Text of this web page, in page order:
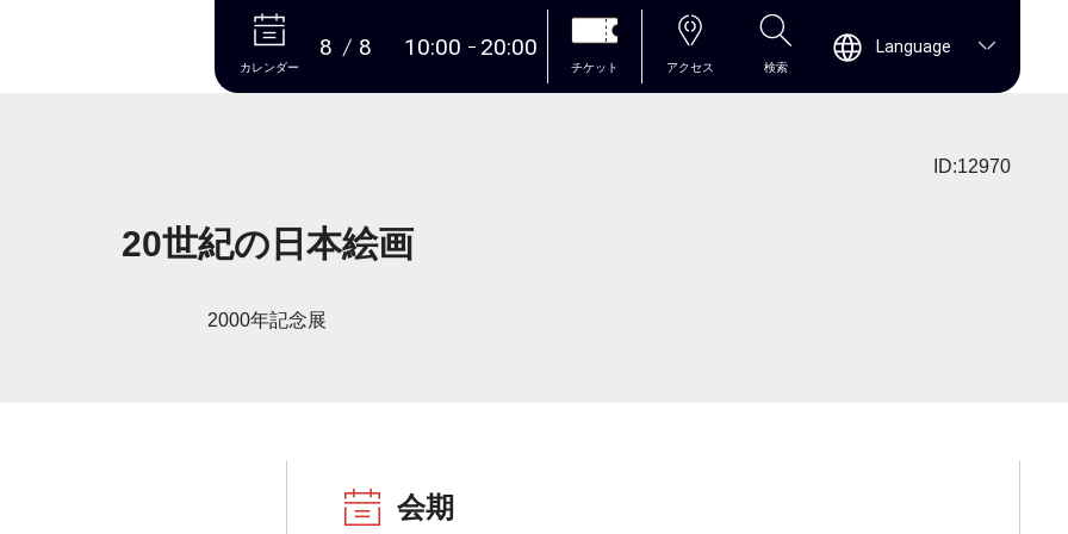
本文へ
カレンダー
8 8 10:00 20:00
チケット アクセス 検索
Language
ID:12970
20世紀の日本絵画
2000年記念展
会期